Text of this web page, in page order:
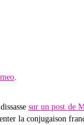
.
sur un post de
la conjugaison